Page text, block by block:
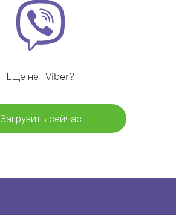
Ещё нет Viber?
Загрузить сейчас